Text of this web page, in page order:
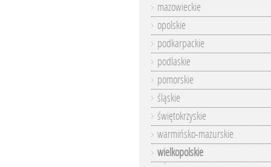
mazowieckie
opolskie
podkarpackie
podlaskie
pomorskie
śląskie
świętokrzyskie
warmińsko-mazurskie
wielkopolskie